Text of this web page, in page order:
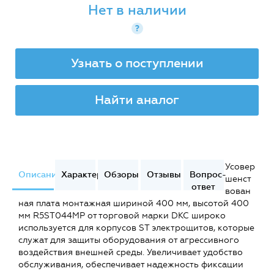
Нет в наличии
?
Узнать о поступлении
Найти аналог
ОписаниеХарактеристики
Обзоры Отзывы
Вопрос-
ответ
Усовер
шенст
вован
ная плата монтажная шириной 400 мм, высотой 400
мм R5ST044MP от торговой марки DKC широко
используется для корпусов ST электрощитов, которые
служат для защиты оборудования от агрессивного
воздействия внешней среды. Увеличивает удобство
обслуживания, обеспечивает надежность фиксации